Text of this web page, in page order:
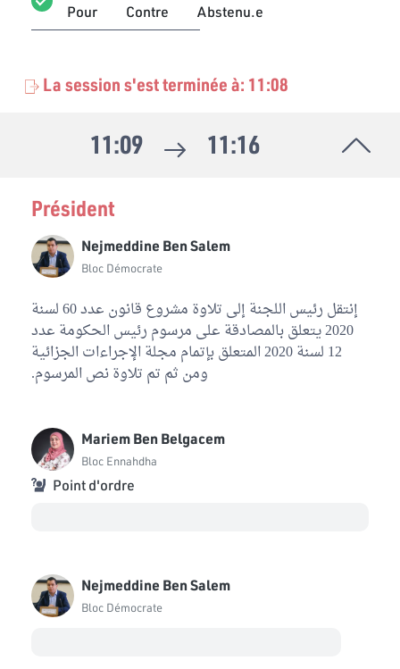
Pour
Contre
Abstenu.e
La session s'est terminée à: 11:08
11:09 11:16
إنتقل رئيس اللجنة إلى تلاوة مشروع قانون عدد 60 لسنة
2020 يتعلق بالمصادقة على مرسوم رئيس الحكومة عدد
12 لسنة 2020 المتعلق بإتمام مجلة الإجراءات الجزائية
ومن ثم تم تلاوة نص المرسوم.
Mariem Ben Belgacem
Bloc Ennahdha
Point d'ordre
Nejmeddine Ben Salem
Bloc Démocrate
Président
Nejmeddine Ben Salem
Bloc Démocrate